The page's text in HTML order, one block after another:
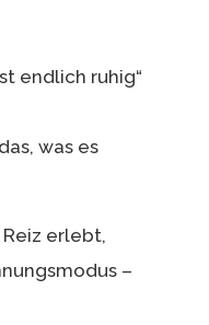
endlich ruhig“
was es
Reiz erlebt,
–